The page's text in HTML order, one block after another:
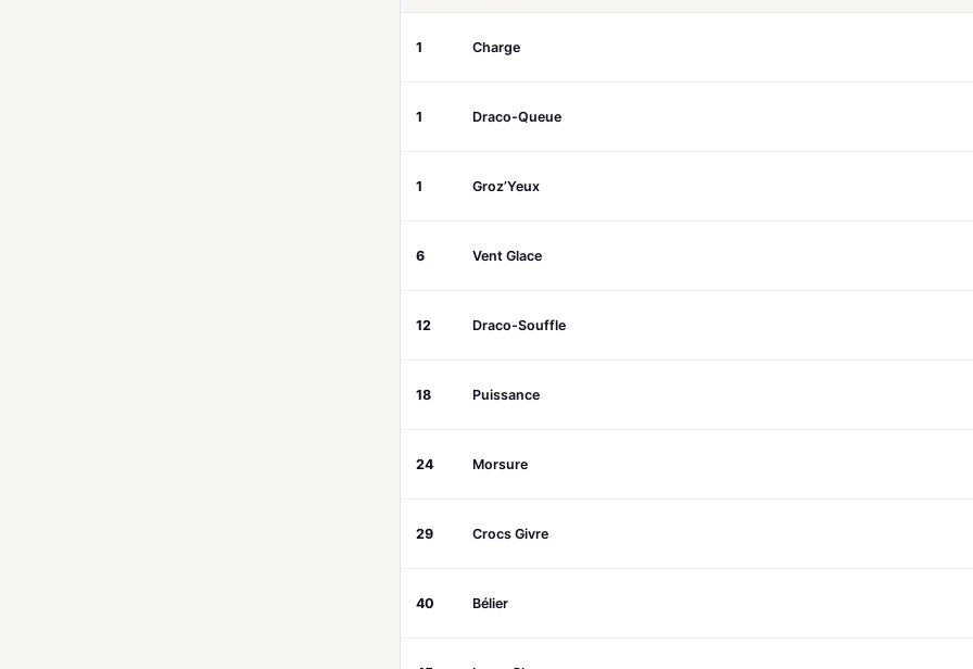
1 Charge
1 Draco-Queue
1 Groz’Yeux
6 Vent Glace
12 Draco-Souffle
18 Puissance
24 Morsure
29 Crocs Givre
40 Bélier